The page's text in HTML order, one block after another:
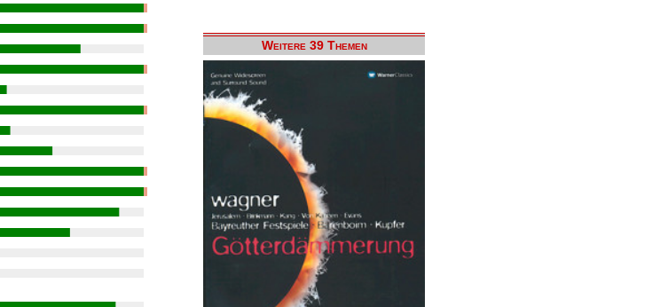
Weitere 39 Themen